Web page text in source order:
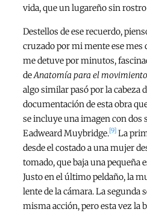
vida, que un lugareño sin
Destellos de ese recuerdo,
cruzado por mi mente ese mes
me detuve por minutos,
deAnatomía para el movimiento
algo similar pasó por la cabeza
documentación de esta obra
se incluye una imagen con dos
Eadweard Muybridge.[9] La
desde el costado a una mujer
tomado, que baja una pequeña
Justo en el último peldaño, la
lente de la cámara. La segunda
misma acción, pero esta vez la